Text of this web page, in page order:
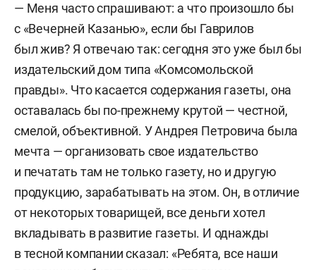
— Меня часто спрашивают: а что произошло бы
с «Вечерней Казанью», если бы Гаврилов
был жив? Я отвечаю так: сегодня это уже был бы
издательский дом типа «Комсомольской
правды». Что касается содержания газеты, она
оставалась бы по-прежнему крутой — честной,
смелой, объективной. У Андрея Петровича была
мечта — организовать свое издательство
и печатать там не только газету, но и другую
продукцию, зарабатывать на этом. Он, в отличие
от некоторых товарищей, все деньги хотел
вкладывать в развитие газеты. И однажды
в тесной компании сказал: «Ребята, все наши